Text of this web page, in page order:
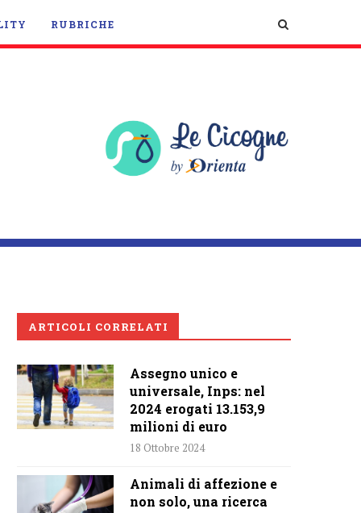
RUBRICHE
ARTICOLI CORRELATI
Assegno unico e
universale, Inps: nel
2024 erogati 13.153,9
milioni di euro
18 Ottobre 2024
Animali di affezione e
non solo, una ricerca